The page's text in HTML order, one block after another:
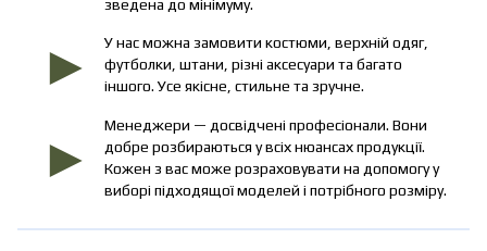
зведена до мінімуму.
►
У нас можна замовити костюми, верхній одяг,
футболки, штани, різні аксесуари та багато
іншого. Усе якісне, стильне та зручне.
►
Менеджери — досвідчені професіонали. Вони
добре розбираються у всіх нюансах продукції.
Кожен з вас може розраховувати на допомогу у
виборі підходящої моделей і потрібного розміру.